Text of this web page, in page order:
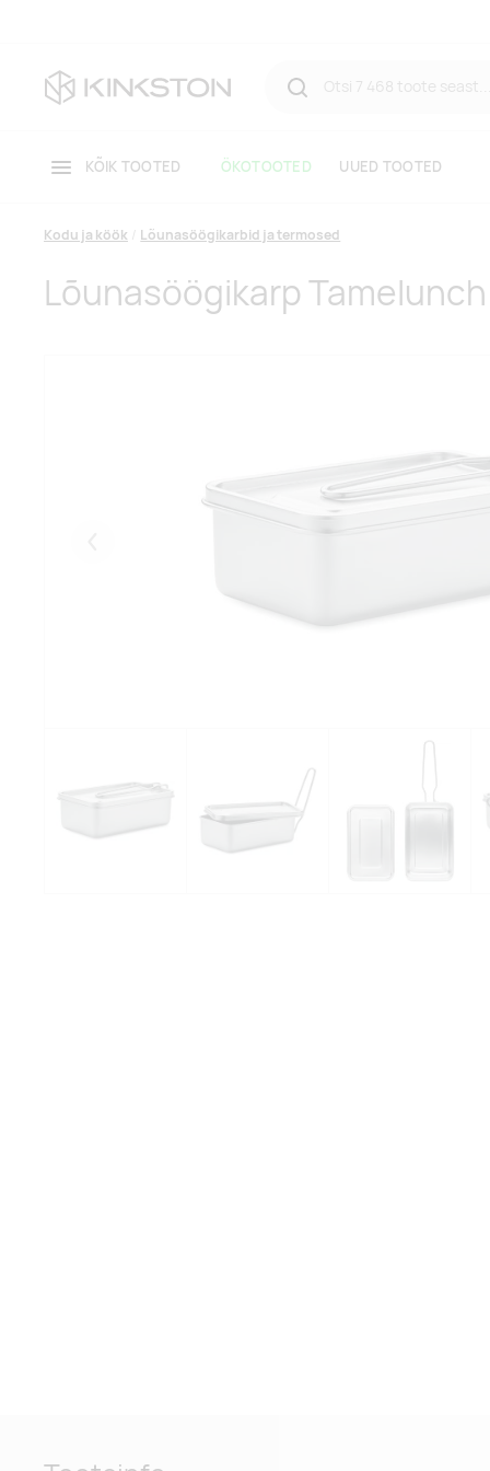
KÕIK TOOTED ÖKOTOOTED UUED TOOTED
Kodu ja köök Lõunasöögikarbid ja termosed
Lõunasöögikarp Tamelunch